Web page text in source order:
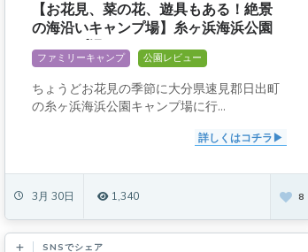
【お花見、菜の花、遊具もある！絶景
の海沿いキャンプ場】糸ヶ浜海浜公園
キャンプ場
ファミリーキャンプ 公園レビュー
ちょうどお花見の季節に大分県速見郡日出町
の糸ヶ浜海浜公園キャンプ場に行...
詳しくはコチラ
3月 30日 1,340 8
SNSでシェア